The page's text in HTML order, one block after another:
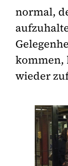
normal,
kommen,
wieder